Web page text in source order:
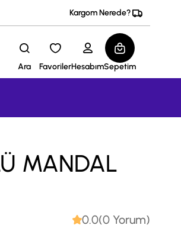
Kargom Nerede?
Ara FavorilerHesabımSepetim
MANDAL
0.0(0 Yorum)